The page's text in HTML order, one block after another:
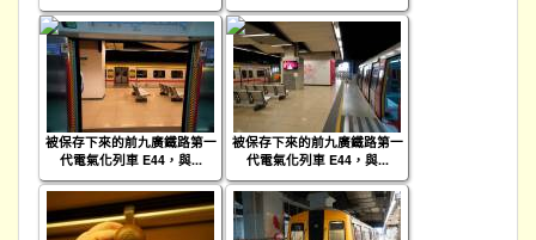
被保存下來的前九廣鐵路第一
代電氣化列車 E44，與...
被保存下來的前九廣鐵路第一
代電氣化列車 E44，與...